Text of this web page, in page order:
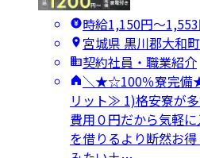
時給1,150円〜
宮城県 黒川郡大和町
契約社員・職業紹介
＼★☆100％寮完備
リット≫ 1)格安寮が
費用０円だから気軽
を借りるより断然お